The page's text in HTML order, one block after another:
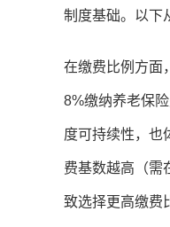
制度基础。以下
在缴费比例方面
8%缴纳养老保
度可持续性，也
费基数越高（需
致选择更高缴费